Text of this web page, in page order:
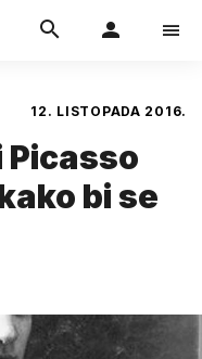
12. LISTOPADA 2016.
Picasso
bi se